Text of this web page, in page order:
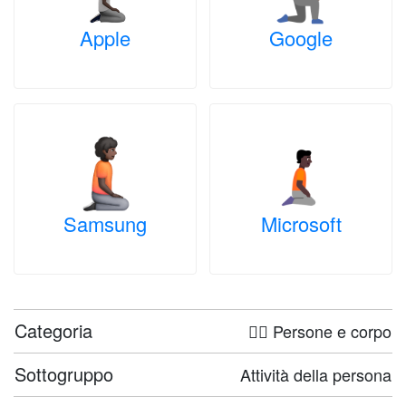
Apple Google
Samsung Microsoft
Categoria 🤦‍♀️ Persone e corpo
Sottogruppo Attività della persona